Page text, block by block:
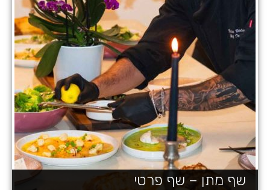
שף מתן – שף פרטי